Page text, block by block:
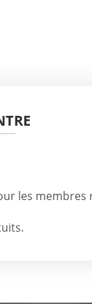
les membres